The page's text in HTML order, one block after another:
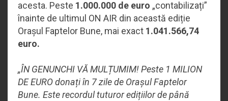
acesta. Peste 1.000.000 de euro „contabilizați”
înainte de ultimul ON AIR din această ediție
Orașul Faptelor Bune, mai exact 1.041.566,74
euro.
„ÎN GENUNCHI VĂ MULȚUMIM! Peste 1 MILION
DE EURO donați în 7 zile de Orașul Faptelor
Bune. Este recordul tuturor edițiilor de până